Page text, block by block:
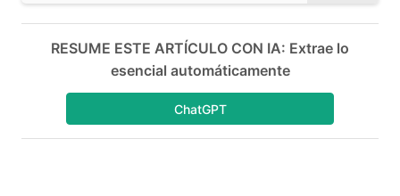
RESUME ESTE ARTÍCULO CON IA: Extrae lo
esencial automáticamente
ChatGPT